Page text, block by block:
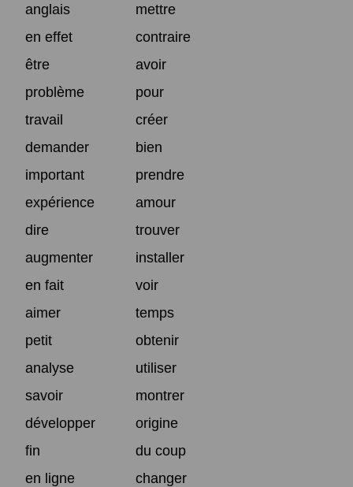
anglais
mettre
en effet
contraire
être
avoir
problème
pour
travail
créer
demander
bien
important
prendre
expérience
amour
dire
trouver
augmenter
installer
en fait
voir
aimer
temps
petit
obtenir
analyse
utiliser
savoir
montrer
développer
origine
fin
du coup
en ligne
changer